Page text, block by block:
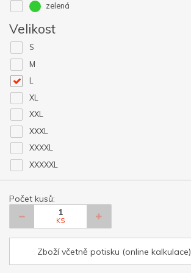
zelená
Velikost
S
M
L
XL
XXL
XXXL
XXXXL
XXXXXL
Počet kusů:
KS
Zboží včetně potisku (online kalkulace)